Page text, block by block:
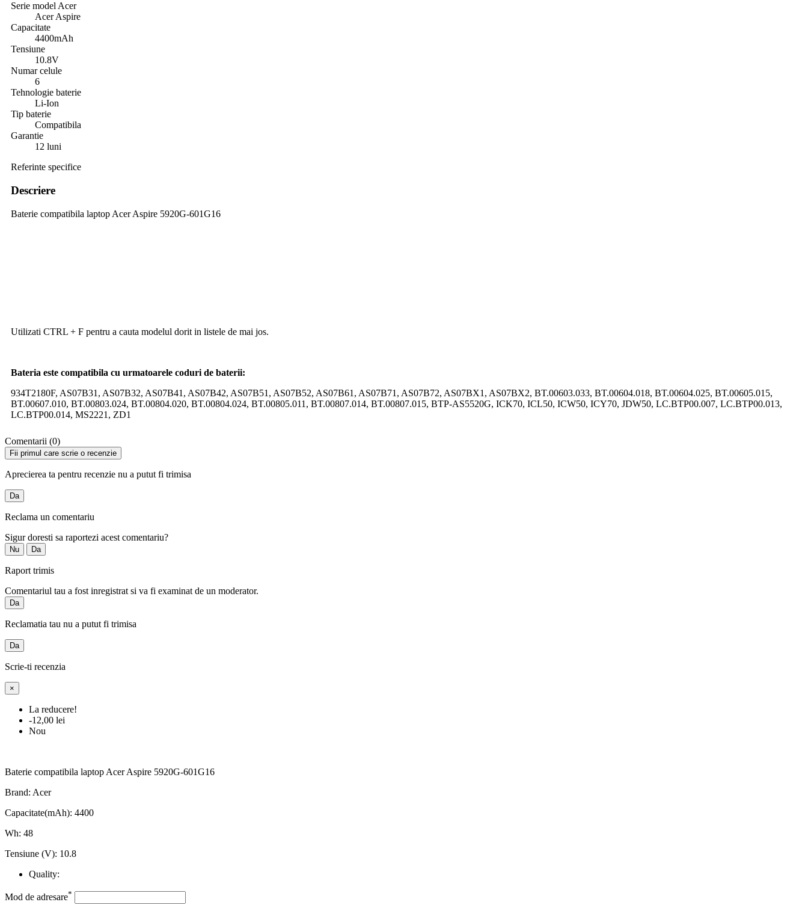
Serie model Acer
Acer Aspire
Capacitate
4400mAh
Tensiune
10.8V
Numar celule
6
Tehnologie baterie
Li-Ion
Tip baterie
Compatibila
Garantie
12 luni
Referinte specifice
Descriere
Baterie compatibila laptop Acer Aspire 5920G-601G16
Utilizati CTRL + F pentru a cauta modelul dorit in listele de mai jos.
Bateria este compatibila cu urmatoarele coduri de baterii:
934T2180F, AS07B31, AS07B32, AS07B41, AS07B42, AS07B51, AS07B52, AS07B61, AS07B71, AS07B72, AS07BX1, AS07BX2, BT.00603.033, BT.00604.018, BT.00604.025, BT.00605.015,
BT.00607.010, BT.00803.024, BT.00804.020, BT.00804.024, BT.00805.011, BT.00807.014, BT.00807.015, BTP-AS5520G, ICK70, ICL50, ICW50, ICY70, JDW50, LC.BTP00.007, LC.BTP00.013,
LC.BTP00.014, MS2221, ZD1
Comentarii (0)
Fii primul care scrie o recenzie
Aprecierea ta pentru recenzie nu a putut fi trimisa
Da
Reclama un comentariu
Sigur doresti sa raportezi acest comentariu?
Nu Da
Raport trimis
Comentariul tau a fost inregistrat si va fi examinat de un moderator.
Da
Reclamatia tau nu a putut fi trimisa
Da
Scrie-ti recenzia
×
La reducere!
-12,00 lei
Nou
Baterie compatibila laptop Acer Aspire 5920G-601G16
Brand: Acer
Capacitate(mAh): 4400
Wh: 48
Tensiune (V): 10.8
Quality:
Mod de adresare*